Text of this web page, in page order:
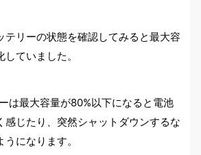
テリーの状態を確認してみると最大容
ていました。
は最大容量が80%以下になると電池
感じたり、突然シャットダウンするな
になります。